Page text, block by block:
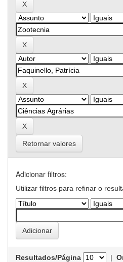
Retornar valores
Adicionar filtros:
Utilizar filtros para refinar o
Resultados/Página |